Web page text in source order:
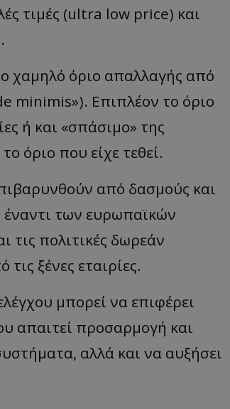
τιμές (ultra low price) και
χαμηλό όριο απαλλαγής από
minimis»). Επιπλέον το όριο
ή και «σπάσιμο» της
όριο που είχε τεθεί.
από δασμούς και
έναντι των ευρωπαϊκών
πολιτικές δωρεάν
ξένες εταιρίες.
μπορεί να επιφέρει
απαιτεί προσαρμογή και
αλλά και να αυξήσει